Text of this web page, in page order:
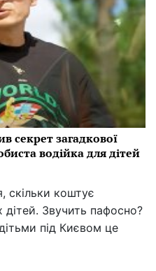
секрет загадкової
водійка для дітей
скільки коштує
дітей. Звучить пафосно?
під Києвом це